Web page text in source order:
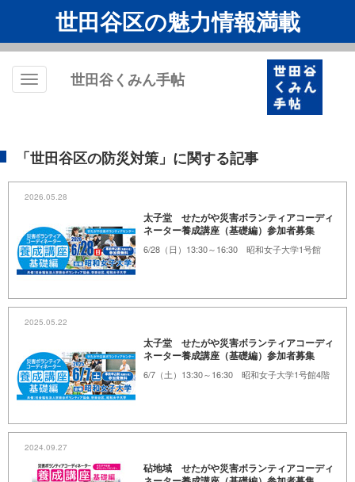
世田谷区の魅力情報満載
Toggle
世田谷くみん手帖
「世田谷区の防災対策」に関する記事
2026.05.28
太子堂 せたがや災害ボランティアコーディ
ネーター養成講座（基礎編）参加者募集
6/28（日）13:30～16:30 昭和女子大学1号館
2025.05.22
太子堂 せたがや災害ボランティアコーディ
ネーター養成講座（基礎編）参加者募集
6/7（土）13:30～16:30 昭和女子大学1号館4階
2024.09.27
砧地域 せたがや災害ボランティアコーディ